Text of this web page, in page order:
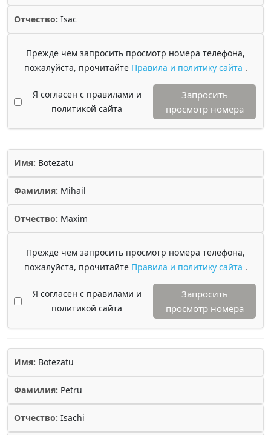
Отчество: Isac
Прежде чем запросить просмотр номера телефона,
пожалуйста, прочитайте Правила и политику сайта .
Я согласен с правилами и
политикой сайта
Запросить
просмотр номера
Имя: Botezatu
Фамилия: Mihail
Отчество: Maxim
Прежде чем запросить просмотр номера телефона,
пожалуйста, прочитайте Правила и политику сайта .
Я согласен с правилами и
политикой сайта
Запросить
просмотр номера
Имя: Botezatu
Фамилия: Petru
Отчество: Isachi